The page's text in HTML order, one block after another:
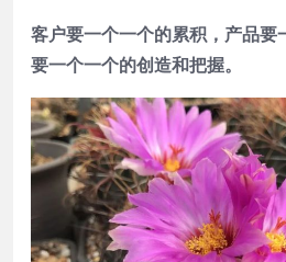
客户要一个一个的累积，产品要
要一个一个的创造和把握。